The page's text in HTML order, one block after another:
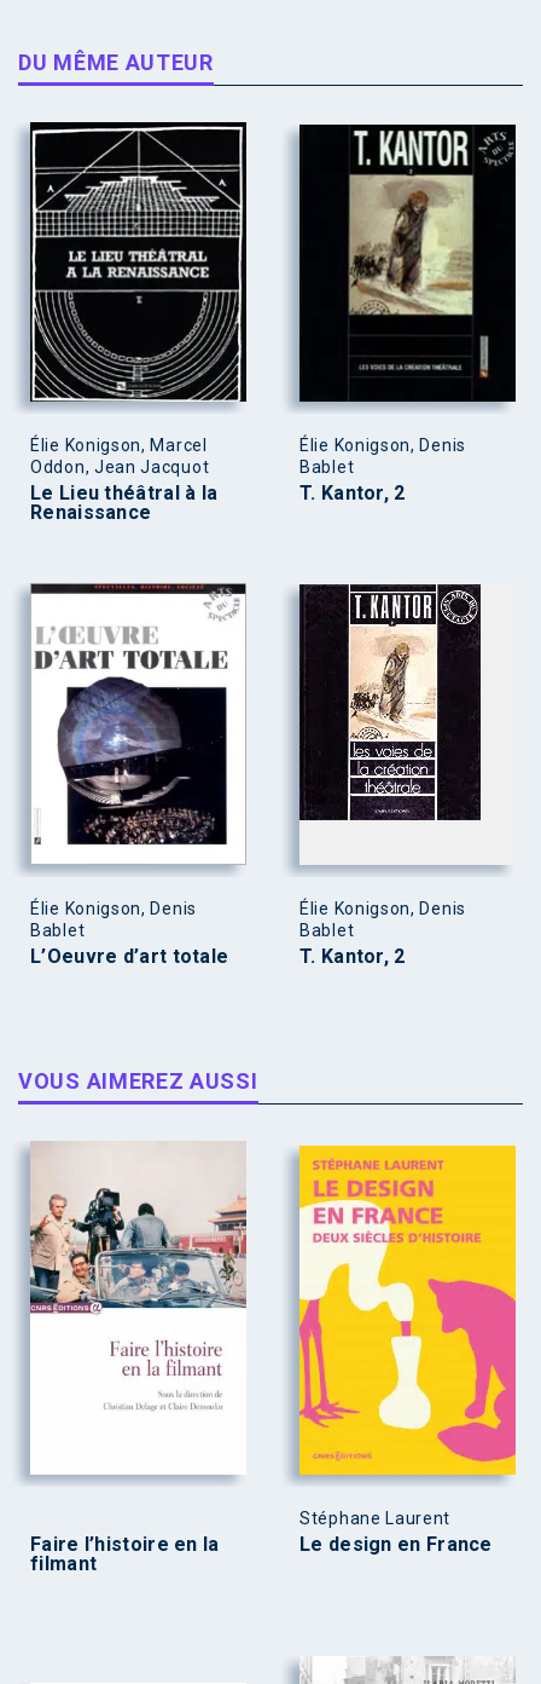
DU MÊME AUTEUR
Élie Konigson, Marcel
Oddon, Jean Jacquot
Le Lieu théâtral à la
Renaissance
Élie Konigson, Denis
Bablet
T. Kantor, 2
Élie Konigson, Denis
Bablet
L’Oeuvre d’art totale
Élie Konigson, Denis
Bablet
T. Kantor, 2
VOUS AIMEREZ AUSSI
Faire l’histoire en la
filmant
Stéphane Laurent
Le design en France